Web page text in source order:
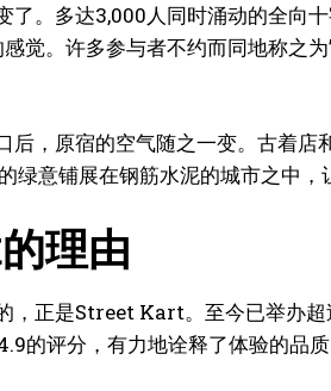
了。多达3,000人同时涌动的全向
觉。许多参与者不约而同地称之
后，原宿的空气随之一变。古着
绿意铺展在钢筋水泥的城市之中，
理由
，正是Street Kart。至今已举办
的评分，有力地诠释了体验的品质